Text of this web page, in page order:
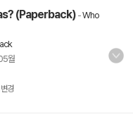
(Paperback) -Who
월
변경